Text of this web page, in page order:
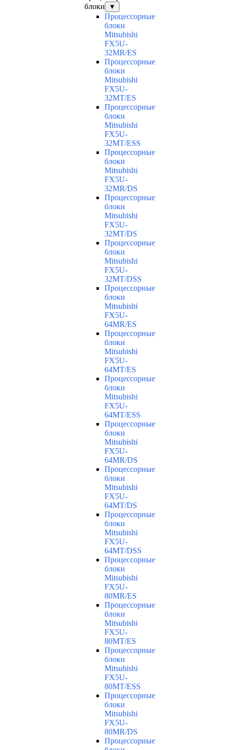
блоки
▼
Процессорные
блоки
Mitsubishi
FX5U-
32MR/ES
Процессорные
блоки
Mitsubishi
FX5U-
32MT/ES
Процессорные
блоки
Mitsubishi
FX5U-
32MT/ESS
Процессорные
блоки
Mitsubishi
FX5U-
32MR/DS
Процессорные
блоки
Mitsubishi
FX5U-
32MT/DS
Процессорные
блоки
Mitsubishi
FX5U-
32MT/DSS
Процессорные
блоки
Mitsubishi
FX5U-
64MR/ES
Процессорные
блоки
Mitsubishi
FX5U-
64MT/ES
Процессорные
блоки
Mitsubishi
FX5U-
64MT/ESS
Процессорные
блоки
Mitsubishi
FX5U-
64MR/DS
Процессорные
блоки
Mitsubishi
FX5U-
64MT/DS
Процессорные
блоки
Mitsubishi
FX5U-
64MT/DSS
Процессорные
блоки
Mitsubishi
FX5U-
80MR/ES
Процессорные
блоки
Mitsubishi
FX5U-
80MT/ES
Процессорные
блоки
Mitsubishi
FX5U-
80MT/ESS
Процессорные
блоки
Mitsubishi
FX5U-
80MR/DS
Процессорные